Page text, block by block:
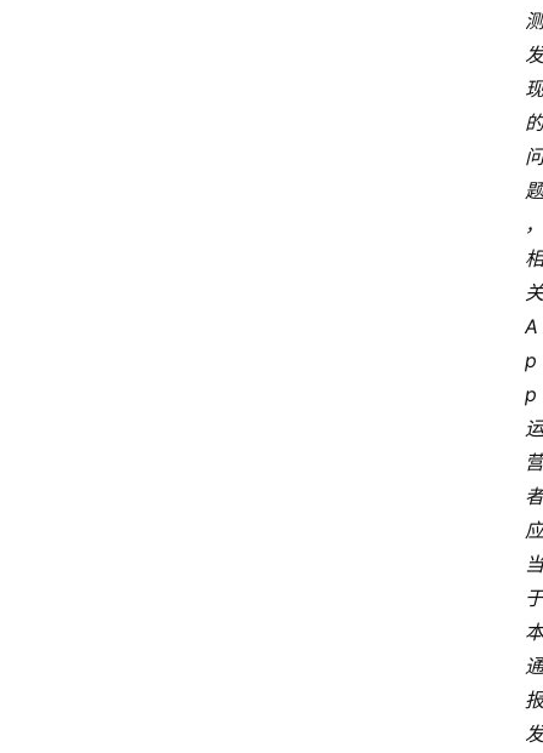
测
发
现
的
问
题
，
相
关
A
p
p
运
营
者
应
当
于
本
通
报
发